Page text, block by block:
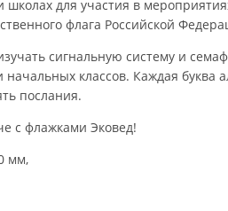
школах для участия в
флага Российской
сигнальную систему и
начальных классов. Каждая
послания.
с флажками Эковед!
мм,